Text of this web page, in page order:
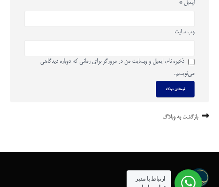
ایمیل *
وب‌ سایت
ذخیره نام، ایمیل و وبسایت من در مرورگر برای زمانی که دوباره دیدگاهی
می‌نویسم.
بازگشت به وبلاگ
ارتباط با مدیر